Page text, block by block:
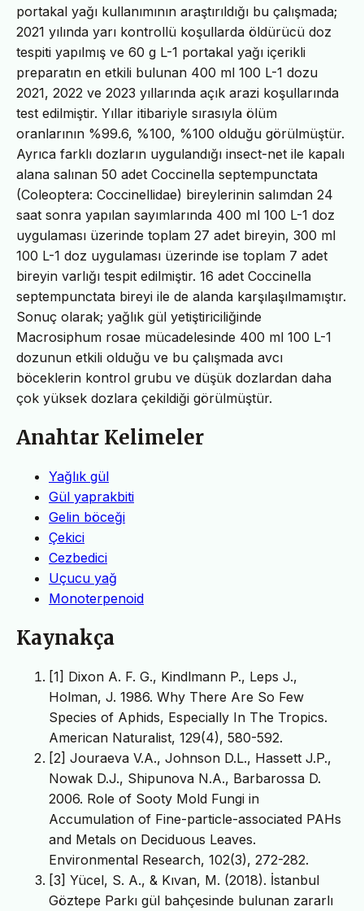
portakal yağı kullanımının araştırıldığı bu çalışmada;
2021 yılında yarı kontrollü koşullarda öldürücü doz
tespiti yapılmış ve 60 g L-1 portakal yağı içerikli
preparatın en etkili bulunan 400 ml 100 L-1 dozu
2021, 2022 ve 2023 yıllarında açık arazi koşullarında
test edilmiştir. Yıllar itibariyle sırasıyla ölüm
oranlarının %99.6, %100, %100 olduğu görülmüştür.
Ayrıca farklı dozların uygulandığı insect-net ile kapalı
alana salınan 50 adet Coccinella septempunctata
(Coleoptera: Coccinellidae) bireylerinin salımdan 24
saat sonra yapılan sayımlarında 400 ml 100 L-1 doz
uygulaması üzerinde toplam 27 adet bireyin, 300 ml
100 L-1 doz uygulaması üzerinde ise toplam 7 adet
bireyin varlığı tespit edilmiştir. 16 adet Coccinella
septempunctata bireyi ile de alanda karşılaşılmamıştır.
Sonuç olarak; yağlık gül yetiştiriciliğinde
Macrosiphum rosae mücadelesinde 400 ml 100 L-1
dozunun etkili olduğu ve bu çalışmada avcı
böceklerin kontrol grubu ve düşük dozlardan daha
çok yüksek dozlara çekildiği görülmüştür.
Anahtar Kelimeler
Yağlık gül
Gül yaprakbiti
Gelin böceği
Çekici
Cezbedici
Uçucu yağ
Monoterpenoid
Kaynakça
[1] Dixon A. F. G., Kindlmann P., Leps J.,
Holman, J. 1986. Why There Are So Few
Species of Aphids, Especially In The Tropics.
American Naturalist, 129(4), 580-592.
[2] Jouraeva V.A., Johnson D.L., Hassett J.P.,
Nowak D.J., Shipunova N.A., Barbarossa D.
2006. Role of Sooty Mold Fungi in
Accumulation of Fine-particle-associated PAHs
and Metals on Deciduous Leaves.
Environmental Research, 102(3), 272-282.
[3] Yücel, S. A., & Kıvan, M. (2018). İstanbul
Göztepe Parkı gül bahçesinde bulunan zararlı